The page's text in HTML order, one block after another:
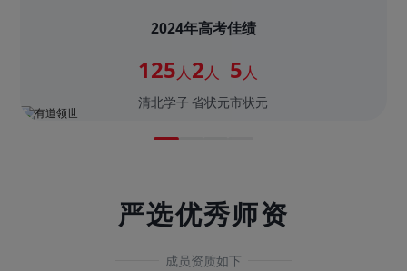
2024年高考佳绩
125人
清北学子
2人
省状元
5人
市状元
严选优秀师资
成员资质如下